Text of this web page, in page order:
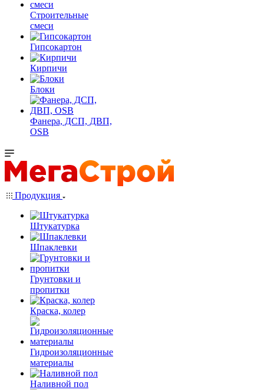
Строительные
смеси
Гипсокартон
Кирпичи
Блоки
Фанера, ДСП, ДВП,
OSB
Продукция
Штукатурка
Шпаклевки
Грунтовки и
пропитки
Краска, колер
Гидроизоляционные
материалы
Наливной пол